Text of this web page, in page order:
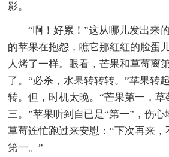
影。
“啊！好累！”这从哪儿发出来
的苹果在抱怨，瞧它那红红的脸蛋
人烤了一样。眼看，芒果和草莓离
了。“必杀，水果转转转。”苹果转
转。但，时机太晚。“芒果第一，
三。”苹果听到自已是“第一”，伤心
草莓连忙跑过来安慰：“下次再来
第一。”